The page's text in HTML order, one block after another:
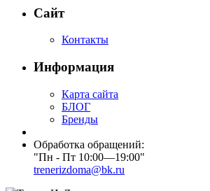
Сайт
Контакты
Информация
Карта сайта
БЛОГ
Бренды
Обработка обращений:
"Пн - Пт 10:00—19:00"
trenerizdoma@bk.ru